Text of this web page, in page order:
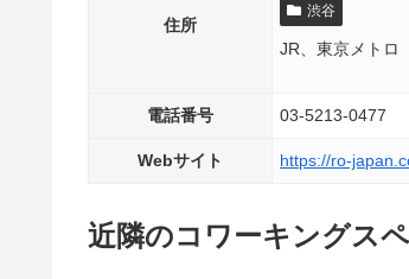
住所
渋谷
JR、東京メトロ
電話番号 03-5213-0477
Webサイト https://ro-
近隣のコワーキングス